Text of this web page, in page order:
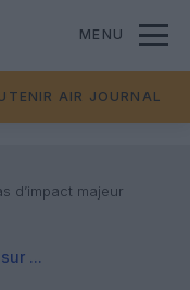
MENU
AIR JOURNAL
d’impact majeur
...